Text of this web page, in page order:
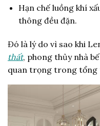
Hạn chế luồng khí
thông đều đặn.
Đó là lý do vì sao khi
thất, phong thủy nhà
quan trọng trong tổng